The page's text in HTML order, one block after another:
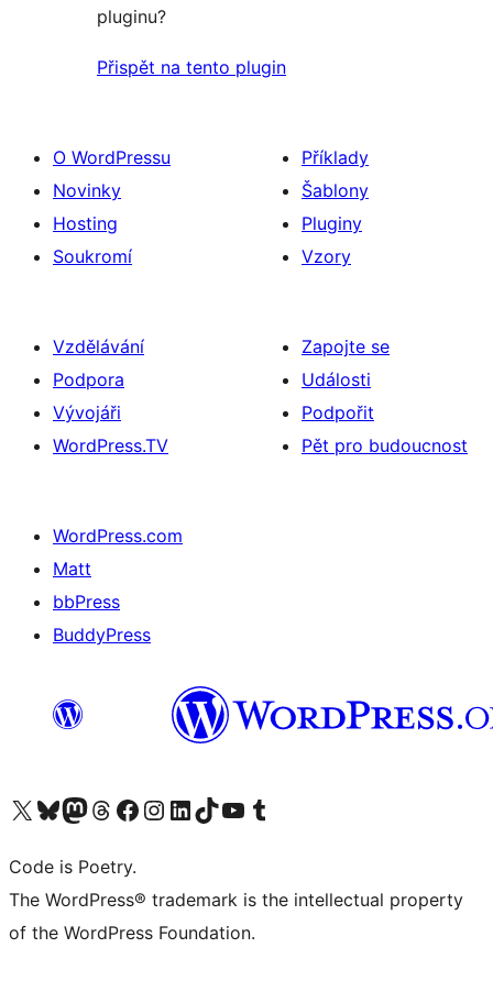
pluginu?
Přispět na tento plugin
O WordPressu
Novinky
Hosting
Soukromí
Příklady
Šablony
Pluginy
Vzory
Vzdělávání
Podpora
Vývojáři
WordPress.TV
Zapojte se
Události
Podpořit
Pět pro budoucnost
WordPress.com
Matt
bbPress
BuddyPress
Navštivte náš účet na X (dříve Twitter)
Navštivte náš Bluesky účetNavštivte náš účet Mastodon
Navštivte náš Threads účetNavštivte naši stránku na Facebooku
Navštivte náš Instagram účetNavštivte náš LinkedIn účetNavštivte náš TikTok účetNavštivte náš YouTube kanálNavštivte náš Tumblr účet
Code is Poetry.
The WordPress® trademark is the intellectual property
of the WordPress Foundation.